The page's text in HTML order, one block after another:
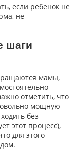
если ребенок не
не
шаги
мамы,
отметить, что
мощную
без
этот процесс),
для этого